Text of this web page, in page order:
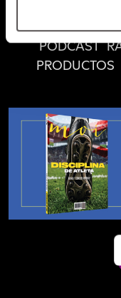
PODCAST
PRODUCTOS